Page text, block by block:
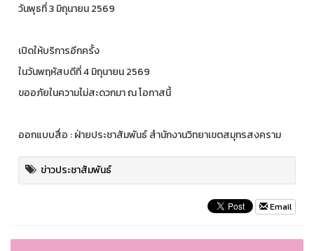
วันพุธที่ 3 มิถุนายน 2569
เปิดให้บริการอีกครั้ง
ในวันพฤหัสบดีที่ 4 มิถุนายน 2569
ขออภัยในความไม่สะดวกมา ณ โอกาสนี้
ออกแบบสื่อ : ฝ่ายประชาสัมพันธ์ สำนักงานวิทยาเขตสมุทรสงคราม
ข่าวประชาสัมพันธ์
Email